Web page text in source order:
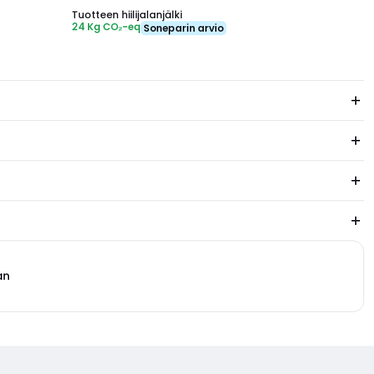
Tuotteen hiilijalanjälki
24 Kg CO₂-eq Soneparin arvio